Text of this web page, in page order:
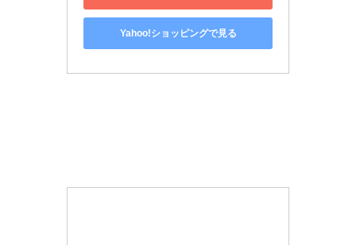
Yahoo!ショッピングで見る